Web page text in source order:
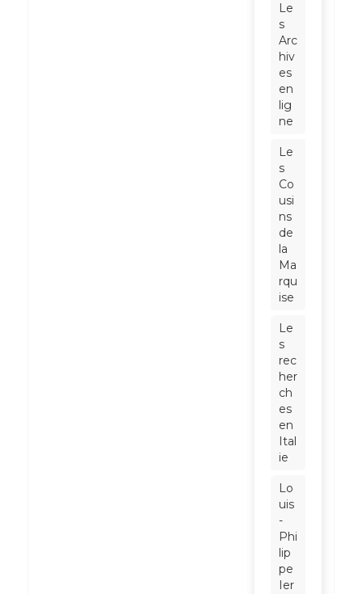
Le
s
Arc
hiv
es
en
lig
ne
Le
s
Co
usi
ns
de
la
Ma
rqu
ise
Le
s
rec
her
ch
es
en
Ital
ie
Lo
uis
-
Phi
lip
pe
Ier